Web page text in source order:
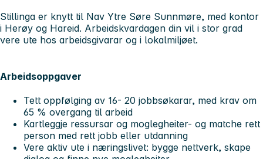
Stillinga er knytt til Nav Ytre Søre Sunnmøre, med kontor
i Herøy og Hareid. Arbeidskvardagen din vil i stor grad
vere ute hos arbeidsgivarar og i lokalmiljøet.
Arbeidsoppgaver
Tett oppfølging av 16- 20 jobbsøkarar, med krav om
65 % overgang til arbeid
Kartleggje ressursar og moglegheiter- og matche rett
person med rett jobb eller utdanning
Vere aktiv ute i næringslivet: bygge nettverk, skape